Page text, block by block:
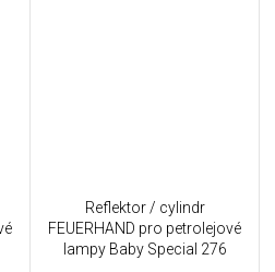
Reflektor / cylindr
FEUERHAND pro petrolejové
lampy Baby Special 276